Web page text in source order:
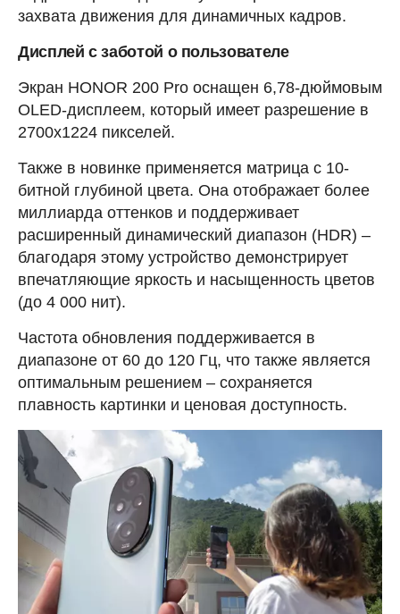
захвата движения для динамичных кадров.
Дисплей с заботой о пользователе
Экран HONOR 200 Pro оснащен 6,78-дюймовым
OLED-дисплеем, который имеет разрешение в
2700х1224 пикселей.
Также в новинке применяется матрица с 10-
битной глубиной цвета. Она отображает более
миллиарда оттенков и поддерживает
расширенный динамический диапазон (HDR) –
благодаря этому устройство демонстрирует
впечатляющие яркость и насыщенность цветов
(до 4 000 нит).
Частота обновления поддерживается в
диапазоне от 60 до 120 Гц, что также является
оптимальным решением – сохраняется
плавность картинки и ценовая доступность.